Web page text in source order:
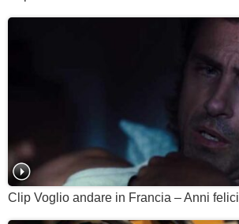
Clip Voglio andare in Francia – Anni felici